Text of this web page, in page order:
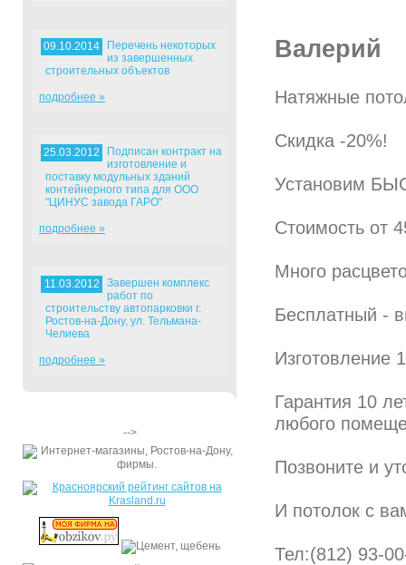
Валерий
Натяжные
Скидка -20%!
Установим
Стоимость от
Много
Бесплатный -
Изготовление
Гарантия 10
любого
Позвоните и
И потолок с
Тел:(812) 93-
09.10.2014
Перечень некоторых
из завершенных
строительных объектов
подробнее »
25.03.2012
Подписан контракт на
изготовление и
поставку модульных зданий
контейнерного типа для ООО
"ЦИНУС завода ГАРО"
подробнее »
11.03.2012
Завершен комплекс
работ по
строительству автопарковки г.
Ростов-на-Дону, ул. Тельмана-
Челиева
подробнее »
-->